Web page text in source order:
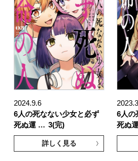
2024.9.6
6人の死なない少女と必ず
死ぬ運 … 3(完)
詳しく見る
6人の
死ぬ